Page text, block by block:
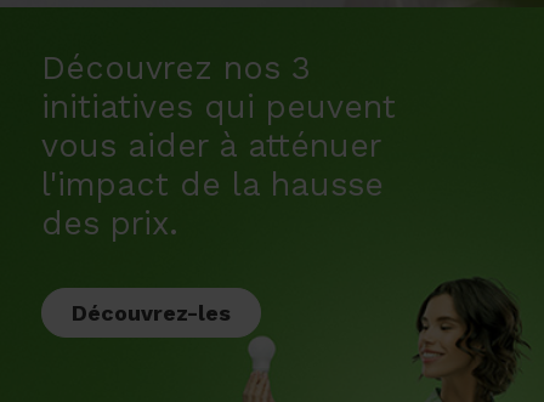
Découvrez nos 3
initiatives qui peuvent
vous aider à atténuer
l'impact de la hausse
des prix.
Découvrez-les